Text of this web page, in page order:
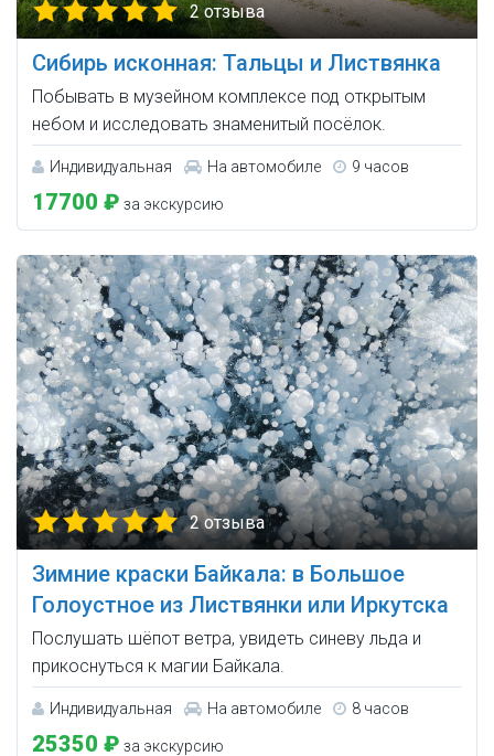
2 отзыва
Сибирь исконная: Тальцы и Листвянка
Побывать в музейном комплексе под открытым
небом и исследовать знаменитый посёлок.
Индивидуальная На автомобиле 9 часов
17700 ₽ за экскурсию
2 отзыва
Зимние краски Байкала: в Большое
Голоустное из Листвянки или Иркутска
Послушать шёпот ветра, увидеть синеву льда и
прикоснуться к магии Байкала.
Индивидуальная На автомобиле 8 часов
25350 ₽ за экскурсию